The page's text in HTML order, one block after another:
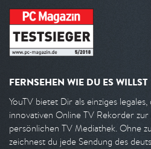
FERNSEHEN WIE DU ES WILLST
YouTV bietet Dir als einziges
innovativen Online TV Rekorder
persönlichen TV Mediathek. Ohne
zeichnest du jede Sendung des